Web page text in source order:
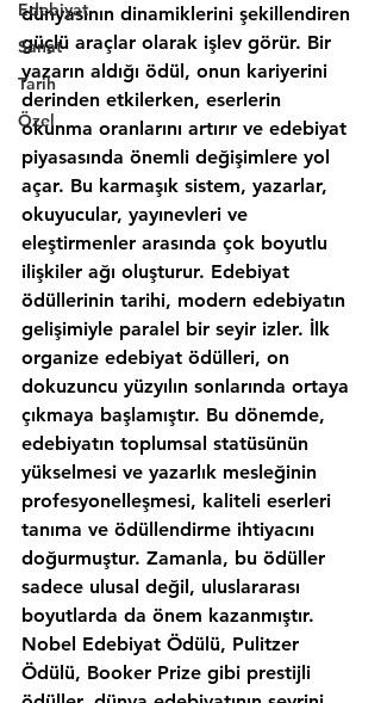
Edebiyat
Sanat
Tarih
Özel